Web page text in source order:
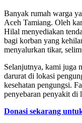
Banyak rumah warga
Aceh Tamiang. Oleh
Hilal menyediakan
bagi korban yang
menyalurkan tikar,
Selanjutnya, kami juga
darurat di lokasi
kesehatan pengungsi.
penyebaran penyakit di
Donasi sekarang